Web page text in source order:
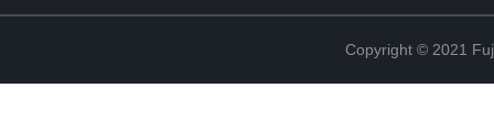
Copyright © 2021